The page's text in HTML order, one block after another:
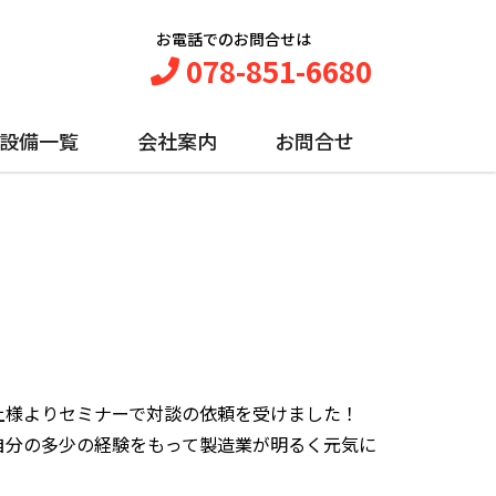
お電話でのお問合せは
078-851-6680
設備一覧 会社案内 お問合せ
よりセミナーで対談の依頼を受けました！
の多少の経験をもって製造業が明るく元気に